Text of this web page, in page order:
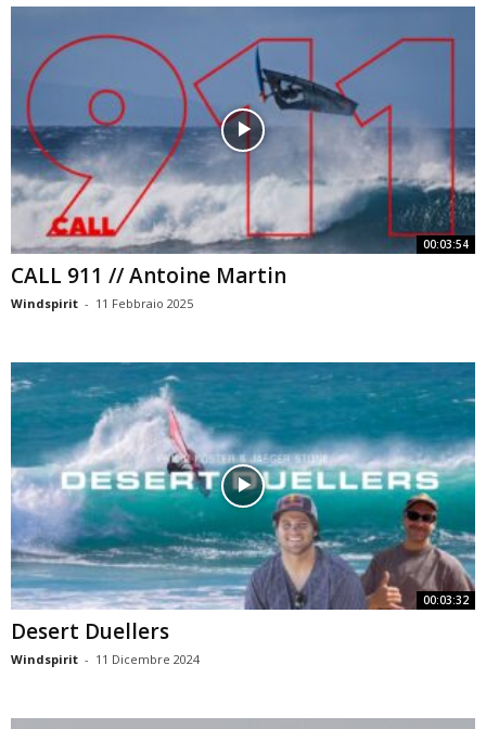
00:03:54
CALL 911 // Antoine Martin
Windspirit - 11 Febbraio 2025
00:03:32
Desert Duellers
Windspirit - 11 Dicembre 2024